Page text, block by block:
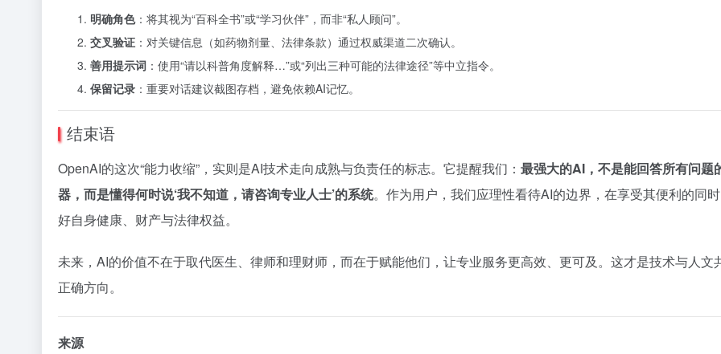
明确角色：将其视为“百科全书”或“学习伙伴”，而非“私人顾问”。
交叉验证 ：对关键信息（如药物剂量、法律条款）通过权威渠道二次确认。
善用提示词 ：使用“请以科普角度解释…”或“列出三种可能的法律途径”等中立指令。
保留记录 ：重要对话建议截图存档，避免依赖AI记忆。
结束语
OpenAI的这次“能力收缩”，实则是AI技术走向成熟与负责任的标志。它提醒我们： 最强大的AI，不是能回答所有问题
器，而是懂得何时说‘我不知道，请咨询专业人士’的系统。作为用户，我们应理性看待AI的边界，在享受其便利的同
好自身健康、财产与法律权益。
未来，AI的价值不在于取代医生、律师和理财师，而在于赋能他们，让专业服务更高效、更可及。这才是技术与人文
正确方向。
来源